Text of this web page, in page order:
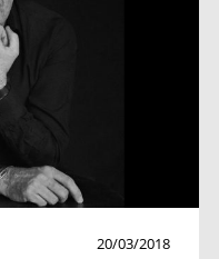
20/03/2018